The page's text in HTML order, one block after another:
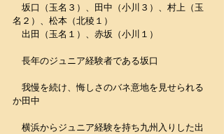
坂口（玉名３）、田中（小川３）、村上（玉
名２）、松本（北稜１）
出田（玉名１）、赤坂（小川１）
長年のジュニア経験者である坂口
我慢を続け、悔しさのバネ意地を見せられる
か田中
横浜からジュニア経験を持ち九州入りした出